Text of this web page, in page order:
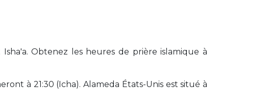
Obtenez les heures de prière islamique à
à 21:30 (Icha). Alameda États-Unis est situé à